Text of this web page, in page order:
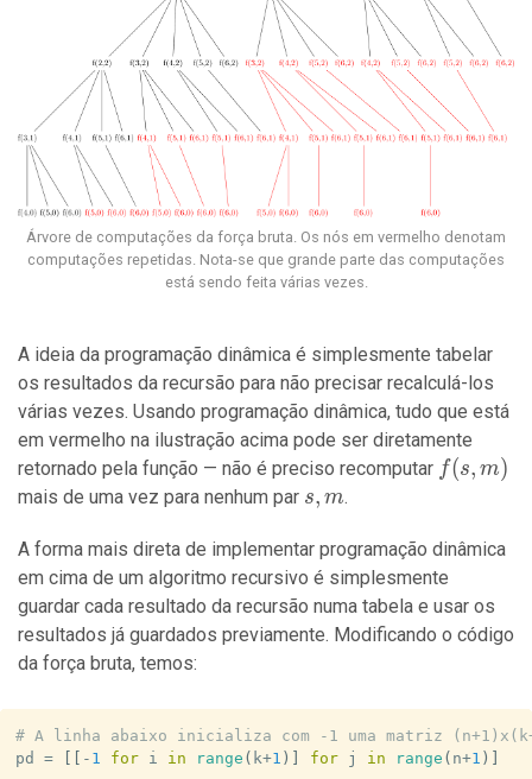
Árvore de computações da força bruta. Os nós em vermelho denotam
computações repetidas. Nota-se que grande parte das computações
está sendo feita várias vezes.
A ideia da programação dinâmica é simplesmente tabelar
os resultados da recursão para não precisar recalculá-los
várias vezes. Usando programação dinâmica, tudo que está
em vermelho na ilustração acima pode ser diretamente
retornado pela função — não é preciso recomputar f(s,
f(s, m)
mais de uma vez para nenhum par s,
s, m.
A forma mais direta de implementar programação dinâmica
em cima de um algoritmo recursivo é simplesmente
guardar cada resultado da recursão numa tabela e usar os
resultados já guardados previamente. Modificando o código
da força bruta, temos:
# A linha abaixo inicializa com -1 uma matriz
pd = - 1 for i in range ( k+1 ) for j in range ( n+1 )